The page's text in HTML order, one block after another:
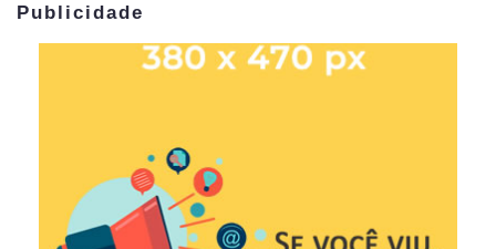
Publicidade